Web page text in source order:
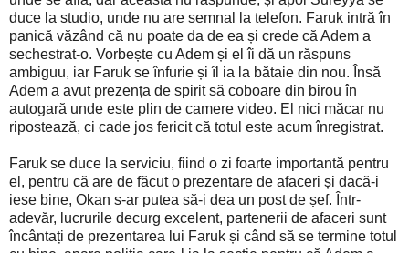
duce la studio, unde nu are semnal la telefon. Faruk intră în
panică văzând că nu poate da de ea și crede că Adem a
sechestrat-o. Vorbește cu Adem și el îi dă un răspuns
ambiguu, iar Faruk se înfurie și îl ia la bătaie din nou. Însă
Adem a avut prezența de spirit să coboare din birou în
autogară unde este plin de camere video. El nici măcar nu
ripostează, ci cade jos fericit că totul este acum înregistrat.
Faruk se duce la serviciu, fiind o zi foarte importantă pentru
el, pentru că are de făcut o prezentare de afaceri și dacă-i
iese bine, Okan s-ar putea să-i dea un post de șef. Într-
adevăr, lucrurile decurg excelent, partenerii de afaceri sunt
încântați de prezentarea lui Faruk și când să se termine totul